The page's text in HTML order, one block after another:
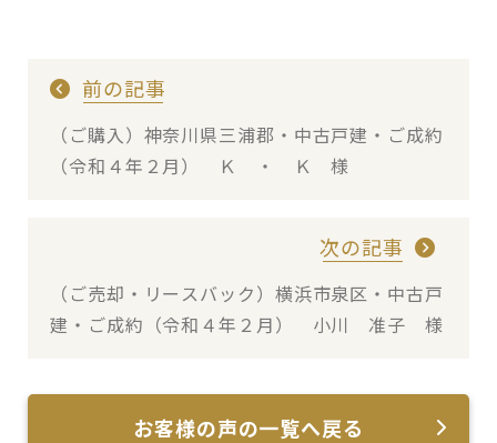
前の記事
（ご購入）神奈川県三浦郡・中古戸建・ご成約
（令和４年２月） Ｋ ・ Ｋ 様
次の記事
（ご売却・リースバック）横浜市泉区・中古戸
建・ご成約（令和４年２月） 小川 准子 様
お客様の声の一覧へ戻る